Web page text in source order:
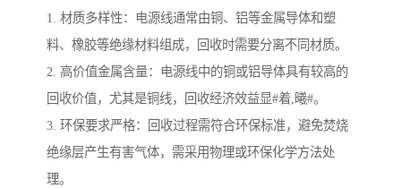
1. 材质多样性：电源线通常由铜、铝等金属导体和塑
料、橡胶等绝缘材料组成，回收时需要分离不同材质。
2. 高价值金属含量：电源线中的铜或铝导体具有较高的
回收价值，尤其是铜线，回收经济效益显#着,曦#。
3. 环保要求严格：回收过程需符合环保标准，避免焚烧
绝缘层产生有害气体，需采用物理或环保化学方法处
理。